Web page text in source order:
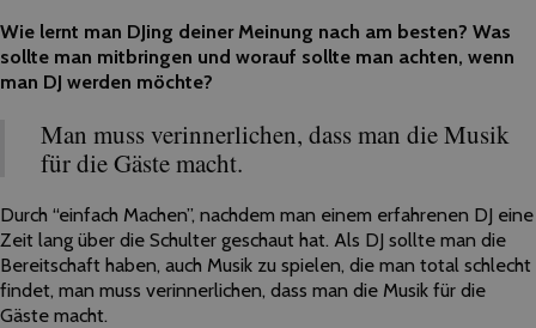
Wie lernt man DJing deiner Meinung nach am besten? Was
sollte man mitbringen und worauf sollte man achten, wenn
man DJ werden möchte?
Man muss verinnerlichen, dass man die Musik
für die Gäste macht.
Durch “einfach Machen”, nachdem man einem erfahrenen DJ eine
Zeit lang über die Schulter geschaut hat. Als DJ sollte man die
Bereitschaft haben, auch Musik zu spielen, die man total schlecht
findet, man muss verinnerlichen, dass man die Musik für die
Gäste macht.